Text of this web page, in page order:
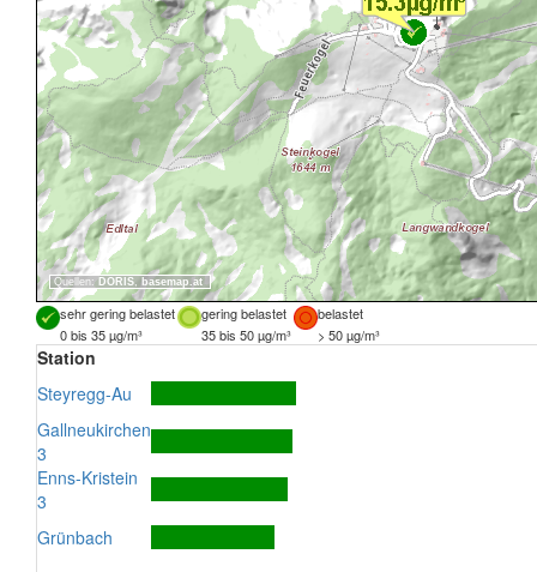
Quellen: DORIS, basemap.at
sehr gering belastet gering belastet
belastet
0 bis 35 µg/m³
35 bis 50 µg/m³ > 50 µg/m³
Station
Steyregg-Au
Gallneukirchen
3
Enns-Kristein
3
Grünbach